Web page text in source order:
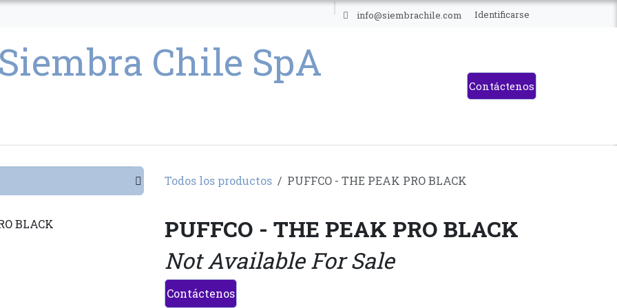
info@siembrachile.com Identificarse
Contáctenos
Todos los productos PUFFCO - THE PEAK PRO BLACK
PUFFCO - THE PEAK PRO BLACK
Not Available For Sale
Contáctenos